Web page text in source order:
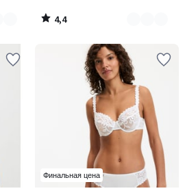
4,4
/
Финальная цена